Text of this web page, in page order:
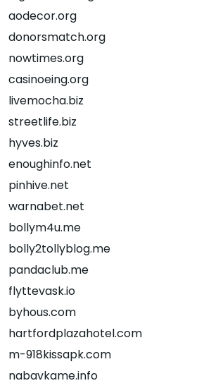
aodecor.org
donorsmatch.org
nowtimes.org
casinoeing.org
livemocha.biz
streetlife.biz
hyves.biz
enoughinfo.net
pinhive.net
warnabet.net
bollym4u.me
bolly2tollyblog.me
pandaclub.me
flyttevask.io
byhous.com
hartfordplazahotel.com
m-918kissapk.com
nabavkame.info